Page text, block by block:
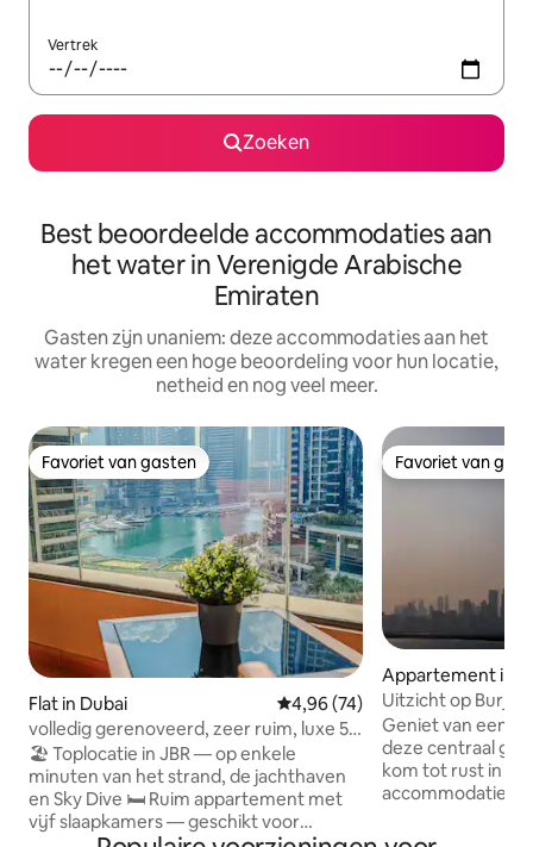
Vertrek
Zoeken
Best beoordeelde accommodaties aan
het water in Verenigde Arabische
Emiraten
Gasten zijn unaniem: deze accommodaties aan het
water kregen een hoge beoordeling voor hun locatie,
netheid en nog veel meer.
Favoriet van gasten
Favoriet van gasten
Flat in Dubai Gemiddelde beoordeling van
4,96 (74)
volledig gerenoveerd, zeer ruim, luxe 5
BR + Maid
🏖️ Toplocatie in JBR — op enkele
minuten van het strand, de jachthaven
en Sky Dive 🛏️ Ruim appartement met
vijf slaapkamers — geschikt voor
Favoriet van
Favoriet van
Appartement in
Uitzicht op Burj
Geniet van een
deze centraal
kom tot rust in
accommodatie.
te verblijven in